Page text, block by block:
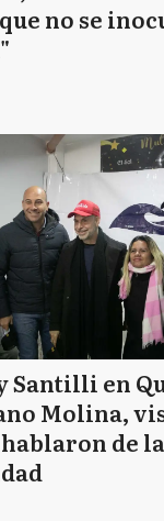
no se
Santilli en
Molina,
de la